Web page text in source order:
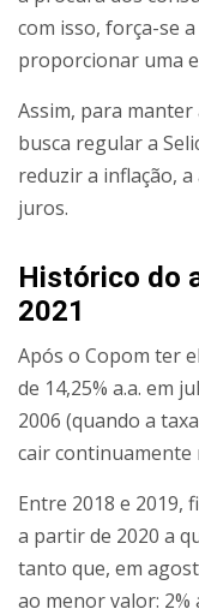
com isso, força-se
proporcionar uma
Assim, para
busca regular a
reduzir a inflação,
juros.
Histórico do
2021
Após o Copom ter
de 14,25% a.a. em
2006 (quando a
cair continuamente
Entre 2018 e 2019,
a partir de 2020 a
tanto que, em
ao menor valor: 2%